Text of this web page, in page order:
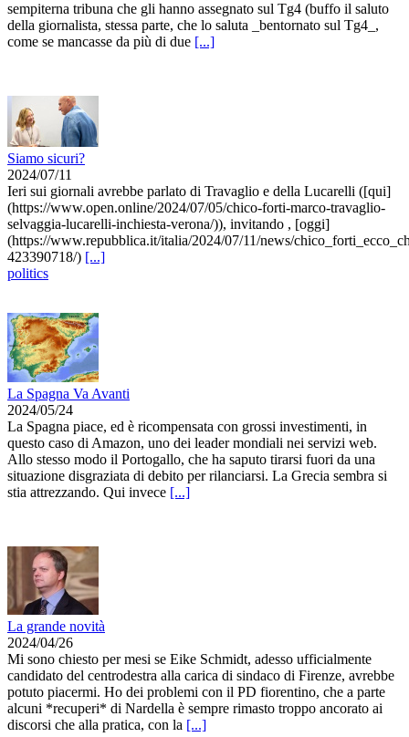
sempiterna tribuna che gli hanno assegnato sul Tg4 (buffo il saluto
della giornalista, stessa parte, che lo saluta _bentornato sul Tg4_,
come se mancasse da più di due [...]
Siamo sicuri?
2024/07/11
Ieri sui giornali avrebbe parlato di Travaglio e della Lucarelli ([qui]
(https://www.open.online/2024/07/05/chico-forti-marco-travaglio-
selvaggia-lucarelli-inchiesta-verona/)), invitando , [oggi]
(https://www.repubblica.it/italia/2024/07/11/news/
423390718/) [...]
politics
La Spagna Va Avanti
2024/05/24
La Spagna piace, ed è ricompensata con grossi investimenti, in
questo caso di Amazon, uno dei leader mondiali nei servizi web.
Allo stesso modo il Portogallo, che ha saputo tirarsi fuori da una
situazione disgraziata di debito per rilanciarsi. La Grecia sembra si
stia attrezzando. Qui invece [...]
La grande novità
2024/04/26
Mi sono chiesto per mesi se Eike Schmidt, adesso ufficialmente
candidato del centrodestra alla carica di sindaco di Firenze, avrebbe
potuto piacermi. Ho dei problemi con il PD fiorentino, che a parte
alcuni *recuperi* di Nardella è sempre rimasto troppo ancorato ai
discorsi che alla pratica, con la [...]